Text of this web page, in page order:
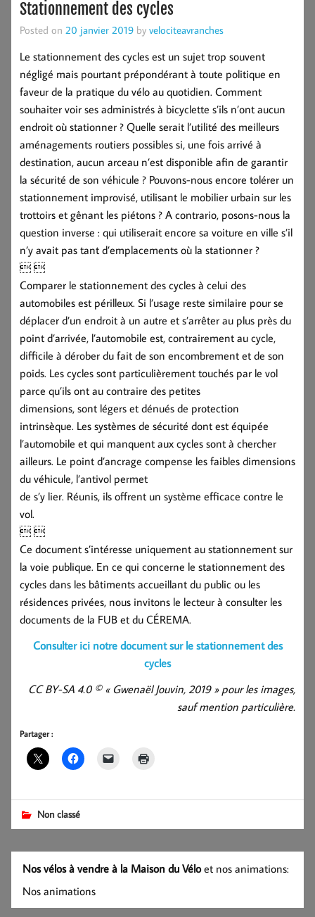
Stationnement des cycles
Posted on 20 janvier 2019 by velociteavranches
Le stationnement des cycles est un sujet trop souvent
négligé mais pourtant prépondérant à toute politique en
faveur de la pratique du vélo au quotidien. Comment
souhaiter voir ses administrés à bicyclette s’ils n’ont aucun
endroit où stationner ? Quelle serait l’utilité des meilleurs
aménagements routiers possibles si, une fois arrivé à
destination, aucun arceau n’est disponible afin de garantir
la sécurité de son véhicule ? Pouvons-nous encore tolérer un
stationnement improvisé, utilisant le mobilier urbain sur les
trottoirs et gênant les piétons ? A contrario, posons-nous la
question inverse : qui utiliserait encore sa voiture en ville s’il
n’y avait pas tant d’emplacements où la stationner ?
 
Comparer le stationnement des cycles à celui des
automobiles est périlleux. Si l’usage reste similaire pour se
déplacer d’un endroit à un autre et s’arrêter au plus près du
point d’arrivée, l’automobile est, contrairement au cycle,
difficile à dérober du fait de son encombrement et de son
poids. Les cycles sont particulièrement touchés par le vol
parce qu’ils ont au contraire des petites
dimensions, sont légers et dénués de protection
intrinsèque. Les systèmes de sécurité dont est équipée
l’automobile et qui manquent aux cycles sont à chercher
ailleurs. Le point d’ancrage compense les faibles dimensions
du véhicule, l’antivol permet
de s’y lier. Réunis, ils offrent un système efficace contre le
vol.
 
Ce document s’intéresse uniquement au stationnement sur
la voie publique. En ce qui concerne le stationnement des
cycles dans les bâtiments accueillant du public ou les
résidences privées, nous invitons le lecteur à consulter les
documents de la FUB et du CÉREMA.
Consulter ici notre document sur le stationnement des
cycles
CC BY-SA 4.0 © « Gwenaël Jouvin, 2019 » pour les images,
sauf mention particulière.
Partager :
Non classé
Nos vélos à vendre à la Maison du Véloet nos animations:
Nos animations